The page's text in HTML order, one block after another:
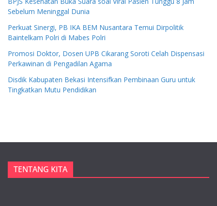
Sebelum Meninggal Dunia
Perkuat Sinergi, PB IKA BEM Nusantara Temui Dirpolitik
Baintelkam Polri di Mabes Polri
Promosi Doktor, Dosen UPB Cikarang Soroti Celah Dispensasi
Perkawinan di Pengadilan Agama
Disdik Kabupaten Bekasi Intensifkan Pembinaan Guru untuk
Tingkatkan Mutu Pendidikan
TENTANG KITA